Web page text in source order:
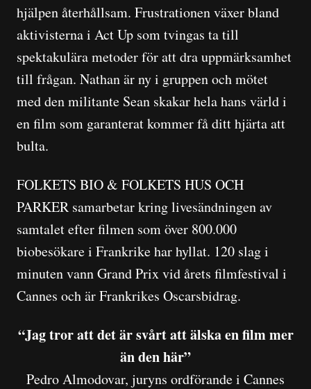
hjälpen återhållsam. Frustrationen växer bland
aktivisterna i Act Up som tvingas ta till
spektakulära metoder för att dra uppmärksamhet
till frågan. Nathan är ny i gruppen och mötet
med den militante Sean skakar hela hans värld i
en film som garanterat kommer få ditt hjärta att
bulta.
FOLKETS BIO & FOLKETS HUS OCH
PARKER samarbetar kring livesändningen av
samtalet efter filmen som över 800.000
biobesökare i Frankrike har hyllat. 120 slag i
minuten vann Grand Prix vid årets filmfestival i
Cannes och är Frankrikes Oscarsbidrag.
“Jag tror att det är svårt att älska en film mer
än den här”
Pedro Almodovar, juryns ordförande i Cannes